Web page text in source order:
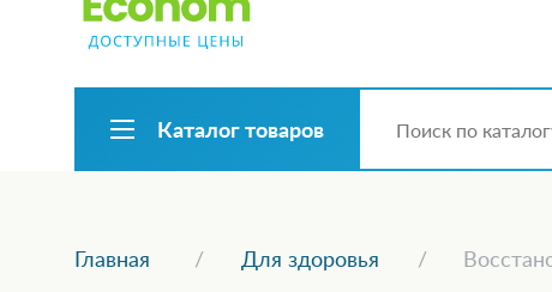
Каталог товаров
Главная Для здоровья